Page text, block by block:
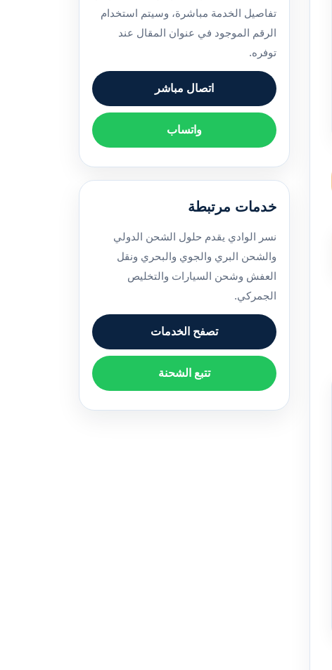
تفاصيل الخدمة مباشرة، وسيتم استخدام
الرقم الموجود في عنوان المقال عند
توفره.
اتصال مباشر
واتساب
خدمات مرتبطة
نسر الوادي يقدم حلول الشحن الدولي
والشحن البري والجوي والبحري ونقل
العفش وشحن السيارات والتخليص
الجمركي.
تصفح الخدمات
تتبع الشحنة